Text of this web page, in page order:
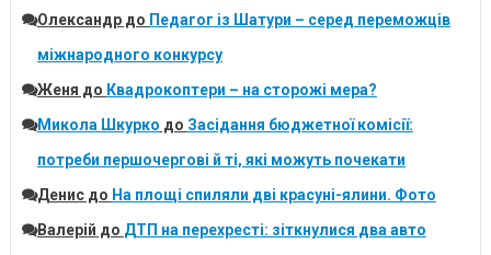
Олександрдо Педагог із Шатури – серед переможців
міжнародного конкурсу
Женя до Квадрокоптери – на сторожі мера?
Микола Шкурко до Засідання бюджетної комісії:
потреби першочергові й ті, які можуть почекати
Денисдо На площі спиляли дві красуні-ялини. Фото
Валерій до ДТП на перехресті: зіткнулися два авто